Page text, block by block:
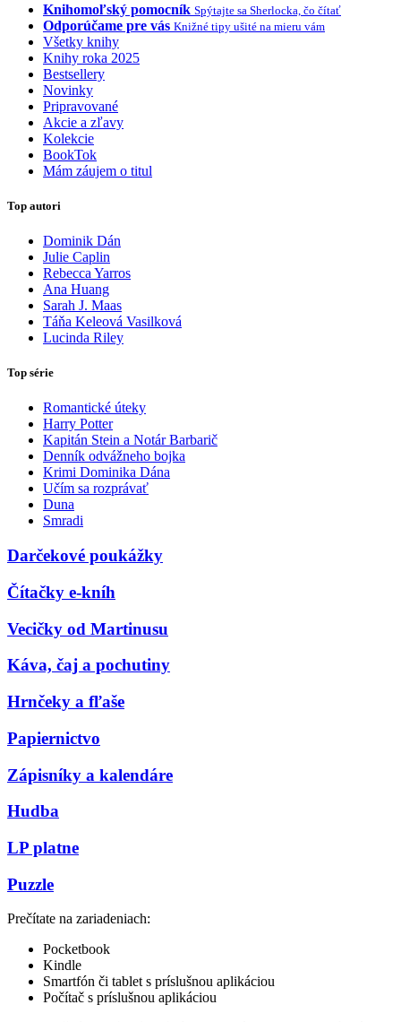
Knihomoľský pomocník Spýtajte sa Sherlocka, čo čítať
Odporúčame pre vás Knižné tipy ušité na mieru vám
Všetky knihy
Knihy roka 2025
Bestsellery
Novinky
Pripravované
Akcie a zľavy
Kolekcie
BookTok
Mám záujem o titul
Top autori
Dominik Dán
Julie Caplin
Rebecca Yarros
Ana Huang
Sarah J. Maas
Táňa Keleová Vasilková
Lucinda Riley
Top série
Romantické úteky
Harry Potter
Kapitán Stein a Notár Barbarič
Denník odvážneho bojka
Krimi Dominika Dána
Učím sa rozprávať
Duna
Smradi
Darčekové poukážky
Čítačky e-kníh
Vecičky od Martinusu
Káva, čaj a pochutiny
Hrnčeky a fľaše
Papiernictvo
Zápisníky a kalendáre
Hudba
LP platne
Puzzle
Prečítate na zariadeniach:
Pocketbook
Kindle
Smartfón či tablet s príslušnou aplikáciou
Počítač s príslušnou aplikáciou